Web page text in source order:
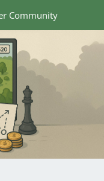
Community